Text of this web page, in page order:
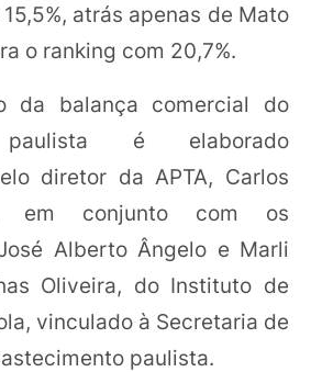
atrás apenas de Mato
o ranking com 20,7%.
da balança comercial do
paulista é elaborado
diretor da APTA, Carlos
em conjunto com os
Alberto Ângelo e Marli
Oliveira, do Instituto de
vinculado à Secretaria de
paulista.